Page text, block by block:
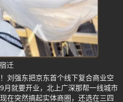
迁
刘强东把京东首个线下复合商业空
月就要开业，北上广深那帮一线城市
在突然搞起实体商圈，还选在三四